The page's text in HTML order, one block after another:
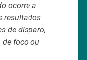
ocorre a
resultados
de disparo,
foco ou